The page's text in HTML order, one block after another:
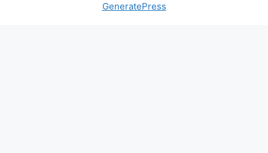
GeneratePress